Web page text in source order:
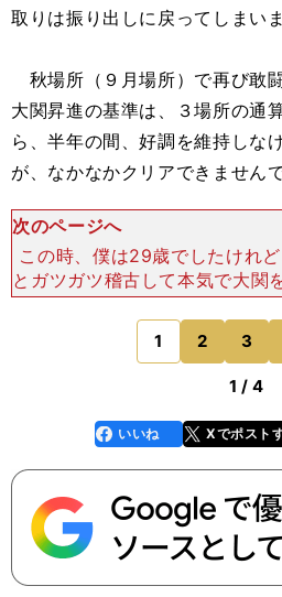
取りは振り出しに戻ってしまいま
秋場所（９月場所）で再び敢
大関昇進の基準は、３場所の通
ら、半年の間、好調を維持しな
が、なかなかクリアできません
次のページへ
この時、僕は29歳でしたけれ
とガツガツ稽古して本気で大関
ぁ......。自分で自分を「オヤジ
ば、それでおしまい。もちろん
いなかっ
1 2 3
のページへ
1 / 4
faceboo
k
いいね Xでポスト